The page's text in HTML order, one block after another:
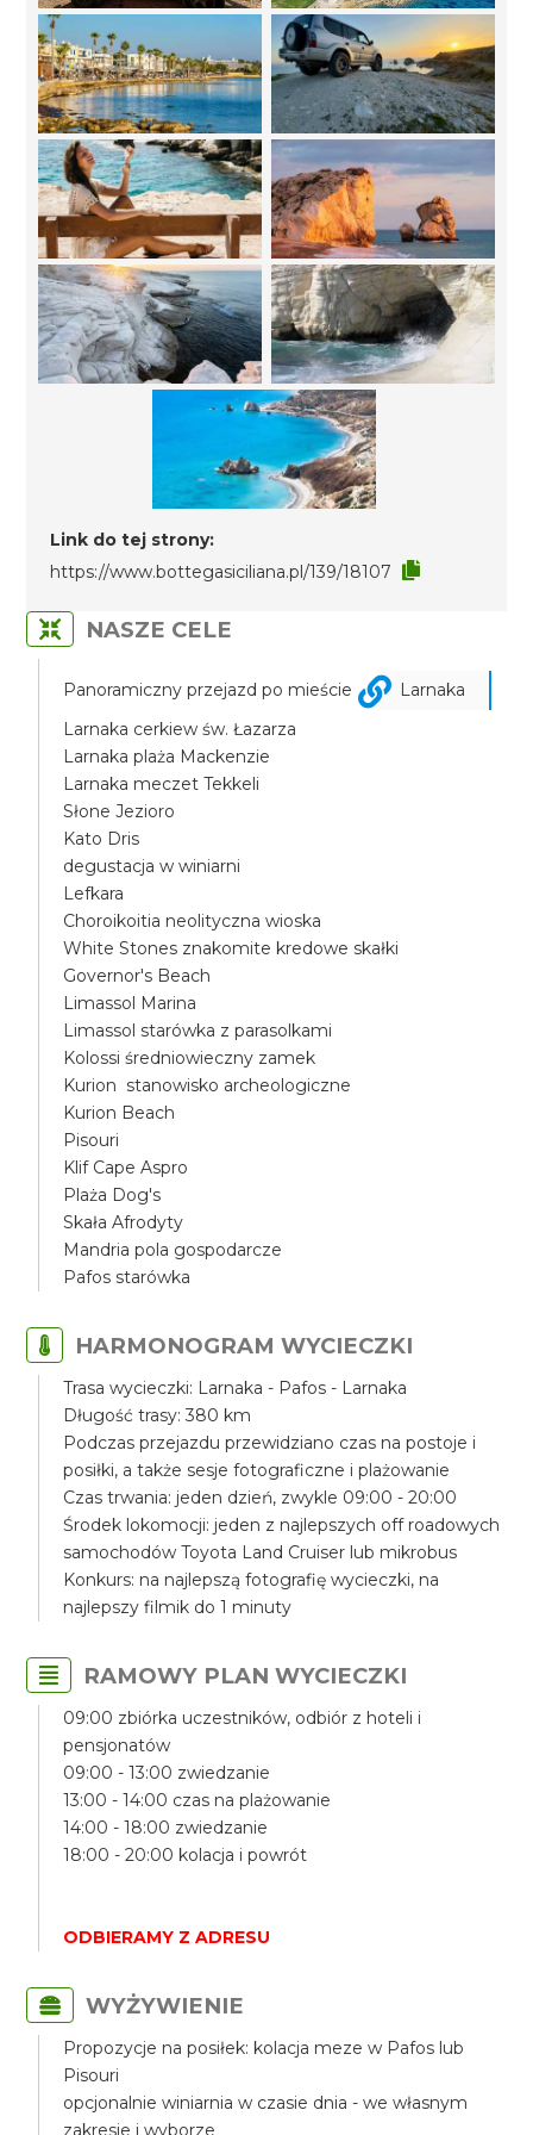
Link do tej strony:
https://www.bottegasiciliana.pl/139/18107
NASZE CELE
Panoramiczny przejazd po mieście
Larnaka
Larnaka cerkiew św. Łazarza
Larnaka plaża Mackenzie
Larnaka meczet Tekkeli
Słone Jezioro
Kato Dris
degustacja w winiarni
Lefkara
Choroikoitia neolityczna wioska
White Stones znakomite kredowe skałki
Governor's Beach
Limassol Marina
Limassol starówka z parasolkami
Kolossi średniowieczny zamek
Kurion stanowisko archeologiczne
Kurion Beach
Pisouri
Klif Cape Aspro
Plaża Dog's
Skała Afrodyty
Mandria pola gospodarcze
Pafos starówka
HARMONOGRAM WYCIECZKI
Trasa wycieczki: Larnaka - Pafos - Larnaka
Długość trasy: 380 km
Podczas przejazdu przewidziano czas na postoje i
posiłki, a także sesje fotograficzne i plażowanie
Czas trwania: jeden dzień, zwykle 09:00 - 20:00
Środek lokomocji: jeden z najlepszych off roadowych
samochodów Toyota Land Cruiser lub mikrobus
Konkurs: na najlepszą fotografię wycieczki, na
najlepszy filmik do 1 minuty
RAMOWY PLAN WYCIECZKI
09:00 zbiórka uczestników, odbiór z hoteli i
pensjonatów
09:00 - 13:00 zwiedzanie
13:00 - 14:00 czas na plażowanie
14:00 - 18:00 zwiedzanie
18:00 - 20:00 kolacja i powrót
ODBIERAMY Z ADRESU
WYŻYWIENIE
Propozycje na posiłek: kolacja meze w Pafos lub
Pisouri
opcjonalnie winiarnia w czasie dnia - we własnym
zakresie i wyborze